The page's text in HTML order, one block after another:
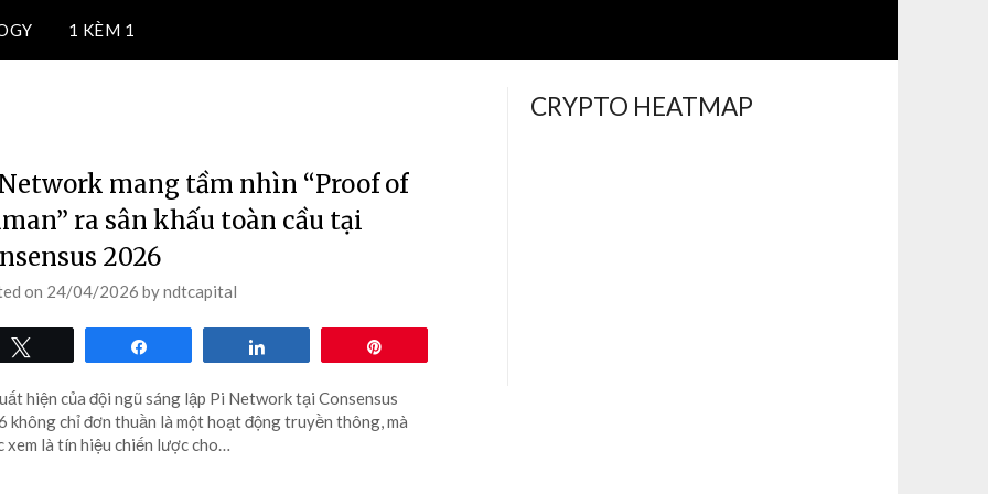
ĐIỆN TỬ
1 KÈM 1
mang tầm nhìn “Proof of
ra sân khấu toàn cầu tại
2026
on 24/04/2026 byndtcapital
hiện của đội ngũ sáng lập Pi Network tại Consensus
không chỉ đơn thuần là một hoạt động truyền thông, mà
xem là tín hiệu chiến lược cho…
CRYPTO HEATMAP